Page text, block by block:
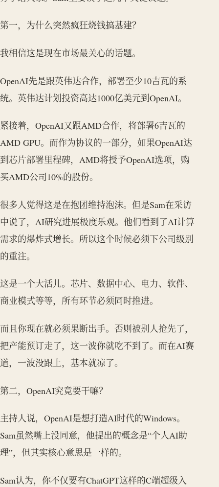
第一，为什么突然疯狂烧钱搞基建？
我相信这是现在市场最关心的话题。
OpenAI先是跟英伟达合作，部署至少10吉瓦的系
统。英伟达计划投资高达1000亿美元到OpenAI。
紧接着，OpenAI又跟AMD合作，将部署6吉瓦的
AMD GPU。而作为协议的一部分，如果OpenAI达
到芯片部署里程碑，AMD将授予OpenAI选项，购
买AMD公司10%的股份。
很多人觉得这是在抱团维持泡沫。但是Sam在采访
中说了，AI研究进展极度乐观。他们看到了AI计算
需求的爆炸式增长。所以这个时候必须下公司级别
的重注。
这是一个大活儿。芯片、数据中心、电力、软件、
商业模式等等，所有环节必须同时推进。
而且你现在就必须果断出手。否则被别人抢先了，
把产能预订走了，这一波你就吃不到了。而在AI赛
道，一波没跟上，基本就凉了。
第二，OpenAI究竟要干嘛？
主持人说，OpenAI是想打造AI时代的Windows。
Sam虽然嘴上没同意，他提出的概念是“个人AI助
理”，但其实核心意思是一样的。
Sam认为，你不仅要有ChatGPT这样的C端超级入